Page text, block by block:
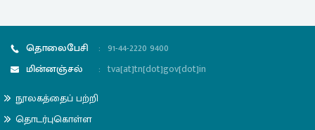
தொலைபேசி : 91-44-2220 9400
மின்னஞ்சல்
: tva[at]tn[dot]gov[dot]in
நூலகத்தைப் பற்றி
தொடர்புகொள்ள